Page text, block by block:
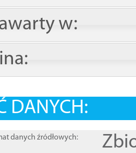
w:
DANYCH:
danych źródłowych: